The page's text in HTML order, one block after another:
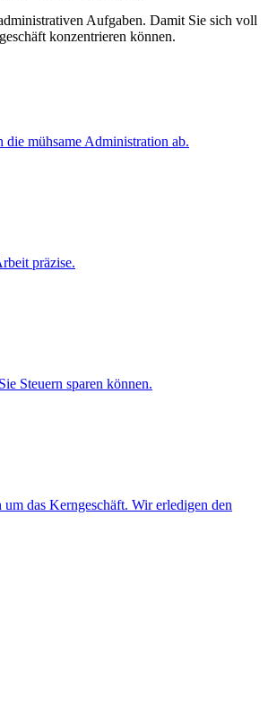
Aufgaben. Damit Sie sich voll
konzentrieren können.
die mühsame Administration ab.
präzise.
Steuern sparen können.
das Kerngeschäft. Wir erledigen den